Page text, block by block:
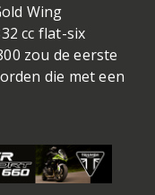
Wing
cc flat-six
zou de eerste
die met een